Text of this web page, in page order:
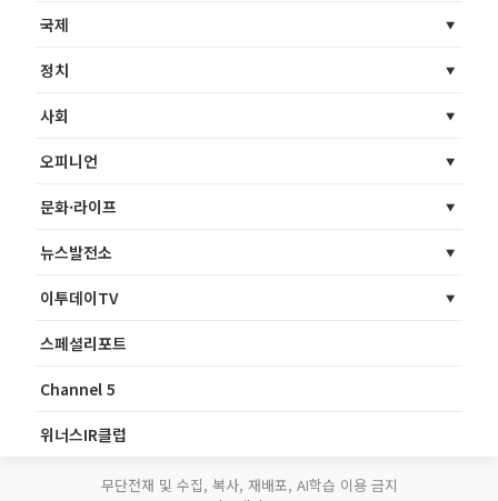
국제
정치
사회
오피니언
문화·라이프
뉴스발전소
이투데이TV
스페셜리포트
Channel 5
위너스IR클럽
무단전재 및 수집, 복사, 재배포, AI학습 이용 금지